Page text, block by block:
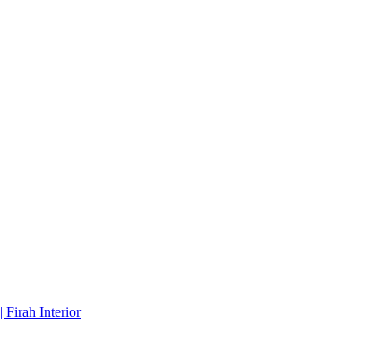
Firah Interior